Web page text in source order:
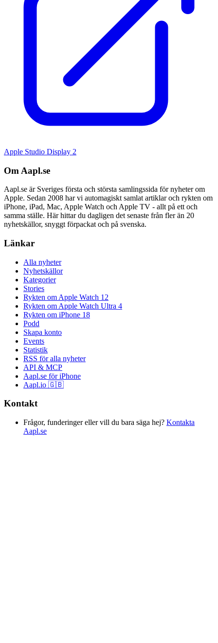
Apple Studio Display 2
Om Aapl.se
Aapl.se är Sveriges första och största samlingssida för nyheter om
Apple. Sedan 2008 har vi automagiskt samlat artiklar och rykten om
iPhone, iPad, Mac, Apple Watch och Apple TV - allt på ett och
samma ställe. Här hittar du dagligen det senaste från fler än 20
nyhetskällor, snyggt förpackat och på svenska.
Länkar
Alla nyheter
Nyhetskällor
Kategorier
Stories
Rykten om Apple Watch 12
Rykten om Apple Watch Ultra 4
Rykten om iPhone 18
Podd
Skapa konto
Events
Statistik
RSS för alla nyheter
API & MCP
Aapl.se för iPhone
Aapl.io 🇬🇧
Kontakt
Frågor, funderinger eller vill du bara säga hej? Kontakta
Aapl.se